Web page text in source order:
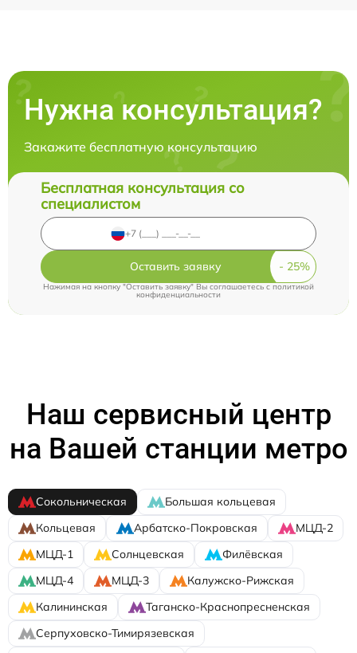
Нужна консультация?
Закажите бесплатную консультацию
Бесплатная консультация со
специалистом
Оставить заявку
Нажимая на кнопку "Оставить заявку" Вы соглашаетесь cполитикой
конфиденциальности
Наш сервисный центр
на Вашей станции метро
Сокольническая
Большая кольцевая
Кольцевая
Арбатско-Покровская
МЦД-2
МЦД-1
Солнцевская
Филёвская
МЦД-4
МЦД-3
Калужско-Рижская
Калининская
Таганско-Краснопресненская
Серпуховско-Тимирязевская